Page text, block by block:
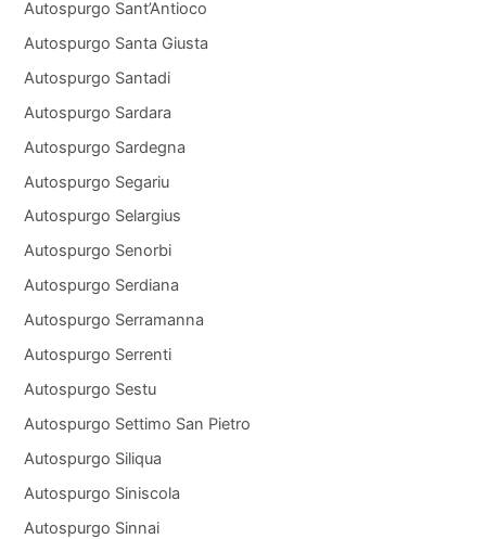
Autospurgo Sant’Antioco
Autospurgo Santa Giusta
Autospurgo Santadi
Autospurgo Sardara
Autospurgo Sardegna
Autospurgo Segariu
Autospurgo Selargius
Autospurgo Senorbi
Autospurgo Serdiana
Autospurgo Serramanna
Autospurgo Serrenti
Autospurgo Sestu
Autospurgo Settimo San Pietro
Autospurgo Siliqua
Autospurgo Siniscola
Autospurgo Sinnai